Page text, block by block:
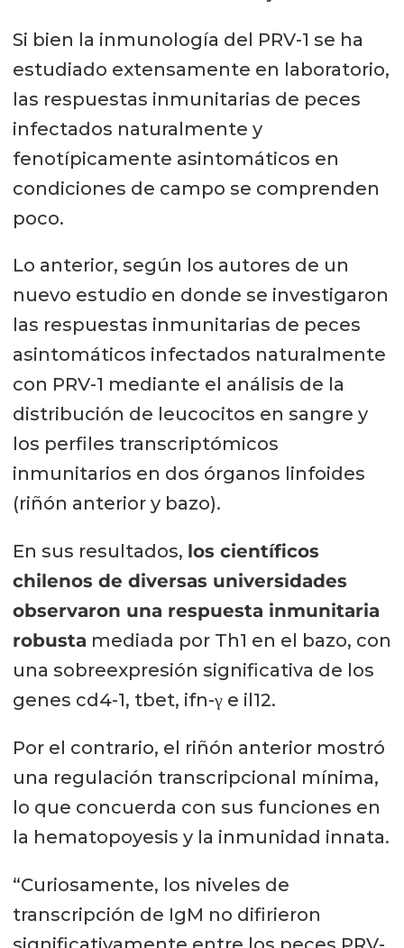
Si bien la inmunología del PRV-1 se ha
estudiado extensamente en laboratorio,
las respuestas inmunitarias de peces
infectados naturalmente y
fenotípicamente asintomáticos en
condiciones de campo se comprenden
poco.
Lo anterior, según los autores de un
nuevo estudio en donde se investigaron
las respuestas inmunitarias de peces
asintomáticos infectados naturalmente
con PRV-1 mediante el análisis de la
distribución de leucocitos en sangre y
los perfiles transcriptómicos
inmunitarios en dos órganos linfoides
(riñón anterior y bazo).
En sus resultados, los científicos
chilenos de diversas universidades
observaron una respuesta inmunitaria
robusta mediada por Th1 en el bazo, con
una sobreexpresión significativa de los
genes cd4-1, tbet, ifn-γ e il12.
Por el contrario, el riñón anterior mostró
una regulación transcripcional mínima,
lo que concuerda con sus funciones en
la hematopoyesis y la inmunidad innata.
“Curiosamente, los niveles de
transcripción de IgM no difirieron